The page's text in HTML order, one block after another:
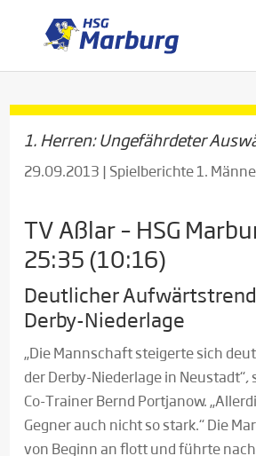
1. Herren: Ungefährdeter
29.09.2013 | Spielberichte 1.
TV Aßlar – HSG
25:35 (10:16)
Deutlicher
Derby-Niederlage
„Die Mannschaft steigerte sich
der Derby-Niederlage in Neustadt“,
Co-Trainer Bernd Portjanow.
Gegner auch nicht so stark.“ Die
von Beginn an flott und führte